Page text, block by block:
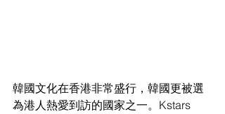
韓國文化在香港非常盛行，韓國更被選
為港人熱愛到訪的國家之一。Kstars